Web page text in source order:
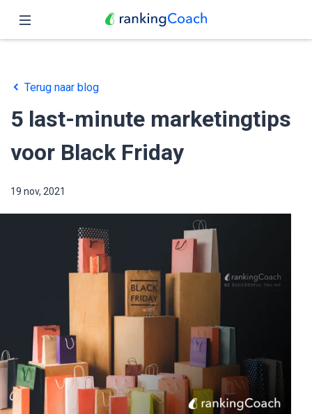
Functies
Prijzen
Partners
Blog
Nederlands
Terug naar blog
5 last-minute marketingtips
voor Black Friday
19 nov, 2021